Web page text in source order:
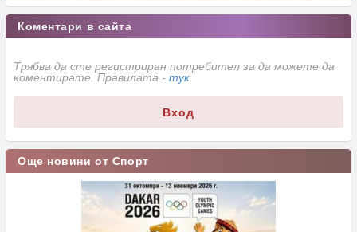
Коментари в сайта
Трябва да сте регистриран потребител за да можете да
коментирате. Правилата - тук
Вход
Още новини от Спорт